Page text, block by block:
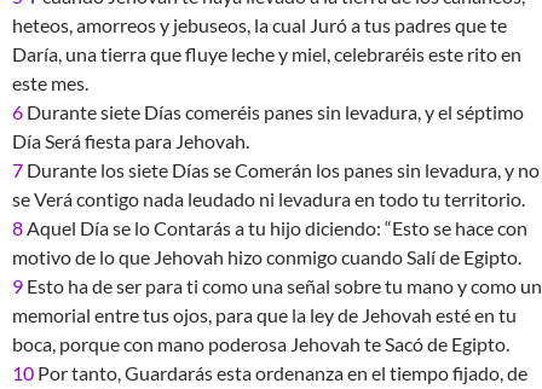
heteos, amorreos y jebuseos, la cual Juró a tus padres que te
Daría, una tierra que fluye leche y miel, celebraréis este rito en
este mes.
6 Durante siete Días comeréis panes sin levadura, y el séptimo
Día Será fiesta para Jehovah.
7 Durante los siete Días se Comerán los panes sin levadura, y no
se Verá contigo nada leudado ni levadura en todo tu territorio.
8Aquel Día se lo Contarás a tu hijo diciendo: “Esto se hace con
motivo de lo que Jehovah hizo conmigo cuando Salí de Egipto.
9 Esto ha de ser para ti como una señal sobre tu mano y como un
memorial entre tus ojos, para que la ley de Jehovah esté en tu
boca, porque con mano poderosa Jehovah te Sacó de Egipto.
10 Por tanto, Guardarás esta ordenanza en el tiempo fijado, de